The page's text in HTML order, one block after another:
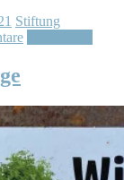
Stiftung